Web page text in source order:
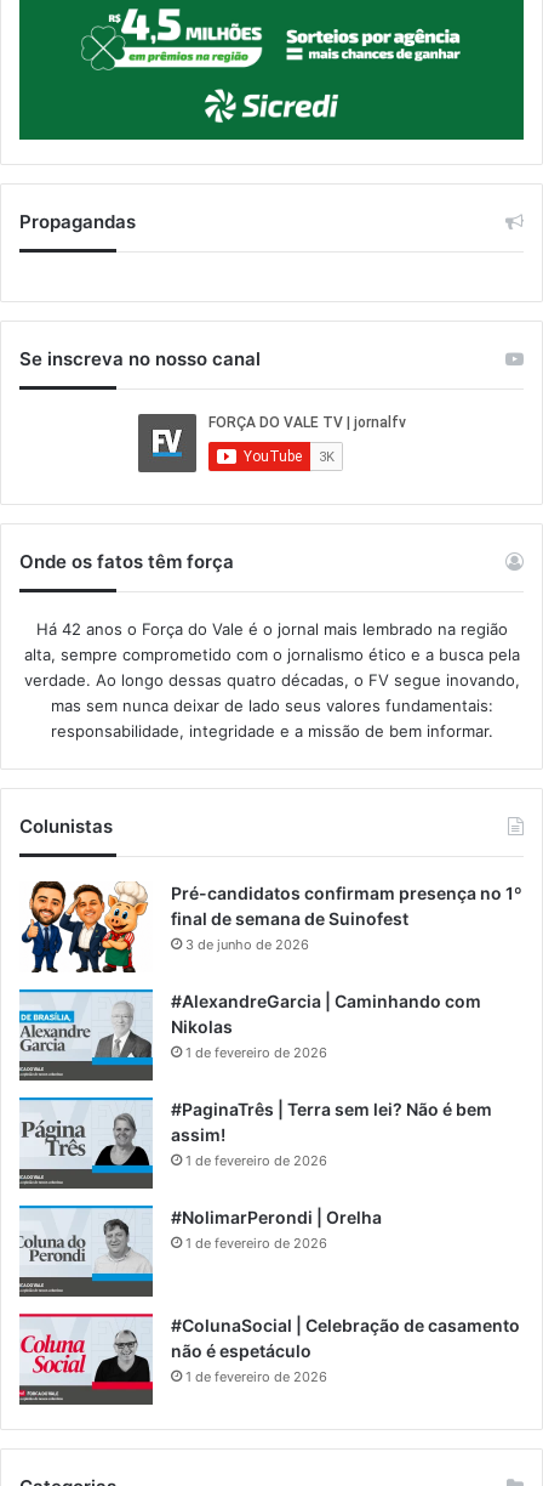
Propagandas
Se inscreva no nosso canal
Onde os fatos têm força
Há 42 anos o Força do Vale é o jornal mais lembrado na região
alta, sempre comprometido com o jornalismo ético e a busca pela
verdade. Ao longo dessas quatro décadas, o FV segue inovando,
mas sem nunca deixar de lado seus valores fundamentais:
responsabilidade, integridade e a missão de bem informar.​
Colunistas
Pré-candidatos confirmam presença no 1º
final de semana de Suinofest
3 de junho de 2026
#AlexandreGarcia | Caminhando com
Nikolas
1 de fevereiro de 2026
#PaginaTrês | Terra sem lei? Não é bem
assim!
1 de fevereiro de 2026
#NolimarPerondi | Orelha
1 de fevereiro de 2026
#ColunaSocial | Celebração de casamento
não é espetáculo
1 de fevereiro de 2026